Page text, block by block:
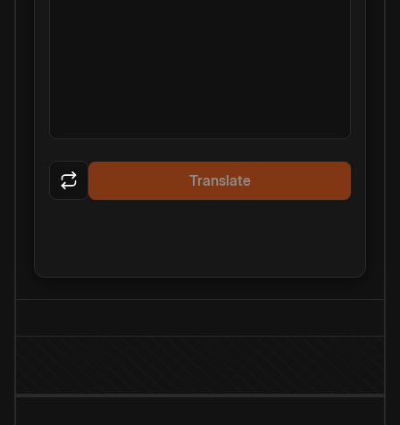
Translate